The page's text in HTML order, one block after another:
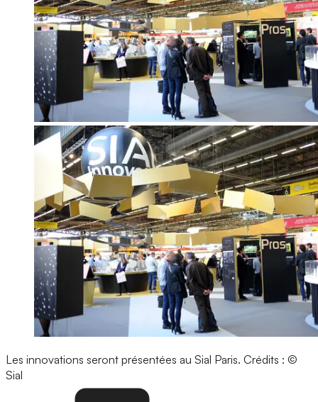
Les innovations seront présentées au Sial Paris. Crédits : ©
Sial